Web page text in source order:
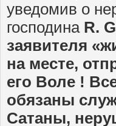
уведомив о
господина R.
заявителя
на месте,
его Воле !
обязаны
Сатаны,